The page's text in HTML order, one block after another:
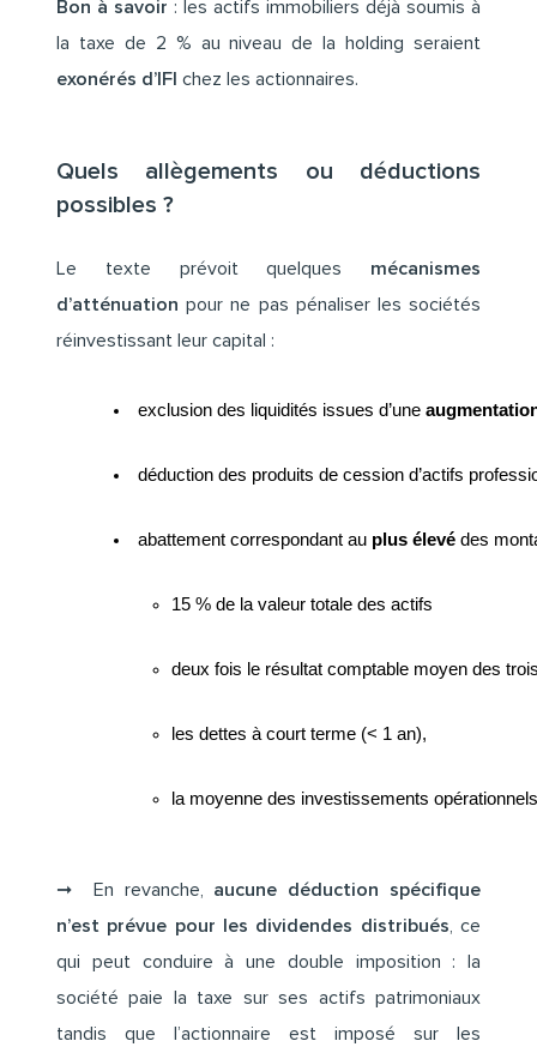
Bon à savoir : les actifs immobiliers déjà soumis à
la taxe de 2 % au niveau de la holding seraient
exonérés d’IFI chez les actionnaires.
Quels allègements ou déductions
possibles ?
Le texte prévoit quelques mécanismes
d’atténuationpour ne pas pénaliser les sociétés
réinvestissant leur capital :
exclusion des liquidités issues d’une
déduction des produits de cession d’actifs
abattement correspondant au plus élevé des
15 % de la valeur totale des actifs
deux fois le résultat comptable moyen des
les dettes à court terme (< 1 an),
la moyenne des investissements
➞ En revanche, aucune déduction spécifique
n’est prévue pour les dividendes distribués, ce
qui peut conduire à une double imposition : la
société paie la taxe sur ses actifs patrimoniaux
tandis que l’actionnaire est imposé sur les